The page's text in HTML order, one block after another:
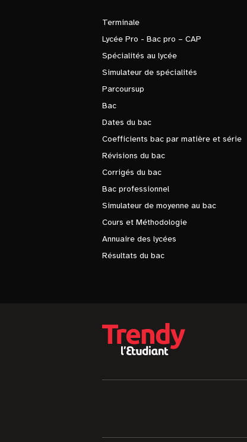
Terminale
Lycée Pro - Bac pro – CAP
Spécialités au lycée
Simulateur de spécialités
Parcoursup
Bac
Dates du bac
Coefficients bac par matière et série
Révisions du bac
Corrigés du bac
Bac professionnel
Simulateur de moyenne au bac
Cours et Méthodologie
Annuaire des lycées
Résultats du bac